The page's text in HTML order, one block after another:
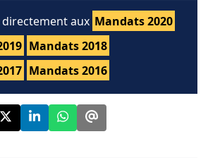
aux Mandats 2020
Mandats 2018
Mandats 2016